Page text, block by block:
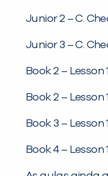
Junior 2 – C.
Junior 3 – C.
Book 2 –
Book 2 –
Book 3 –
Book 4 –